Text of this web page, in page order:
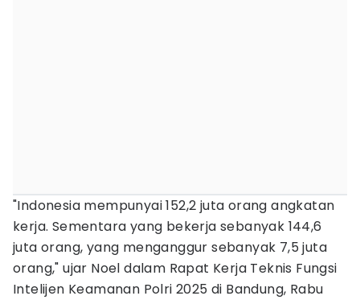
"Indonesia mempunyai 152,2 juta orang angkatan
kerja. Sementara yang bekerja sebanyak 144,6
juta orang, yang menganggur sebanyak 7,5 juta
orang," ujar Noel dalam Rapat Kerja Teknis Fungsi
Intelijen Keamanan Polri 2025 di Bandung, Rabu